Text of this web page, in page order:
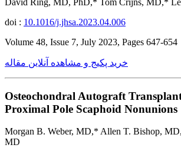
doi : 10.1016/j.jhsa.2023.04.006
Volume 48, Issue 7, July 2023, Pages 647-654
خرید پکیج و مشاهده آنلاین مقاله
Osteochondral Autograft
Proximal Pole Scaphoid Nonunions
Morgan B. Weber, MD,* Allen T. Bishop,
MD